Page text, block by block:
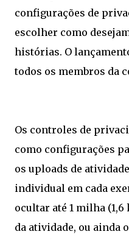
configurações de
escolher como
histórias. O
todos os membros da
Os controles de
como configurações
os uploads de
individual em cada
ocultar até 1 milha
da atividade, ou ainda